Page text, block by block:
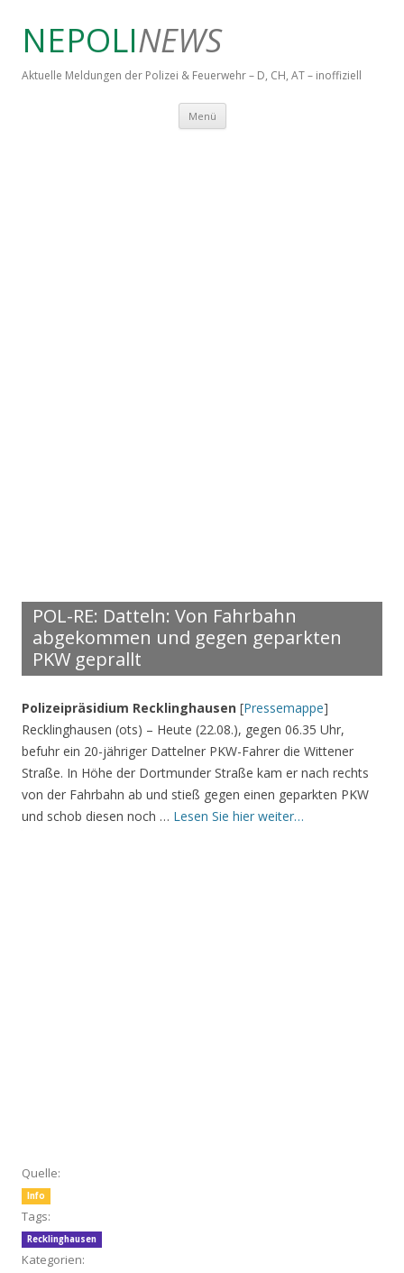
NEPOLINEWS
Aktuelle Meldungen der Polizei & Feuerwehr – D, CH, AT – inoffiziell
Menü Springe zum Inhalt
POL-RE: Datteln: Von Fahrbahn
abgekommen und gegen geparkten
PKW geprallt
Polizeipräsidium Recklinghausen [Pressemappe]
Recklinghausen (ots) – Heute (22.08.), gegen 06.35 Uhr,
befuhr ein 20-jähriger Dattelner PKW-Fahrer die Wittener
Straße. In Höhe der Dortmunder Straße kam er nach rechts
von der Fahrbahn ab und stieß gegen einen geparkten PKW
und schob diesen noch … Lesen Sie hier weiter…
Quelle:
Info
Tags:
Recklinghausen
Kategorien: